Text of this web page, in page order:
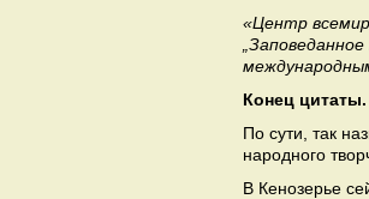
«Центр
Конец цитаты.
По сути, так
народного
В Кенозерье